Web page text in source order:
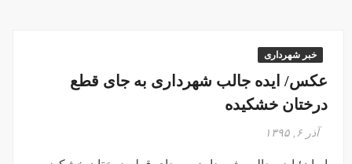
خبر شهرداری
عکس/ ایده جالب شهرداری به جای قطع
درختان خشکیده
آذر ۶, ۱۳۹۵